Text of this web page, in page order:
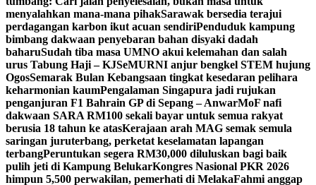
menyalahkan mana-mana pihakSarawak bersedia terajui
perdagangan karbon ikut acuan sendiriPenduduk kampung
bimbang dakwaan penyebaran bahan disyaki dadah
baharuSudah tiba masa UMNO akui kelemahan dan salah
urus Tabung Haji – KJSeMURNI anjur bengkel STEM hujung
OgosSemarak Bulan Kebangsaan tingkat kesedaran pelihara
keharmonian kaumPengalaman Singapura jadi rujukan
penganjuran F1 Bahrain GP di Sepang – AnwarMoF nafi
dakwaan SARA RM100 sekali bayar untuk semua rakyat
berusia 18 tahun ke atasKerajaan arah MAG semak semula
saringan juruterbang, perketat keselamatan lapangan
terbangPeruntukan segera RM30,000 diluluskan bagi baik
pulih jeti di Kampung BelukarKongres Nasional PKR 2026
himpun 5,500 perwakilan, pemerhati di MelakaFahmi anggap